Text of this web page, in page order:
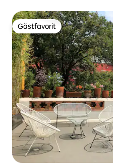
Gästfavorit
Gästfavorit